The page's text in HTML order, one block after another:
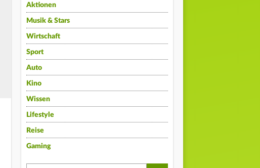
Aktionen
Musik & Stars
Wirtschaft
Sport
Auto
Kino
Wissen
Lifestyle
Reise
Gaming